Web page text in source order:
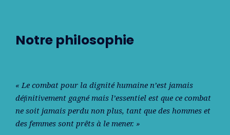
Notre philosophie
« Le combat pour la dignité humaine n’est jamais
déﬁnitivement gagné mais l’essentiel est que ce combat
ne soit jamais perdu non plus, tant que des hommes et
des femmes sont prêts à le mener. »